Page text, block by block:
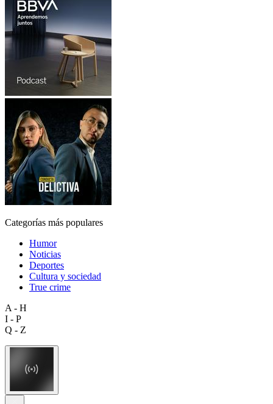
Categorías más populares
Humor
Noticias
Deportes
Cultura y sociedad
True crime
A - H
I - P
Q - Z